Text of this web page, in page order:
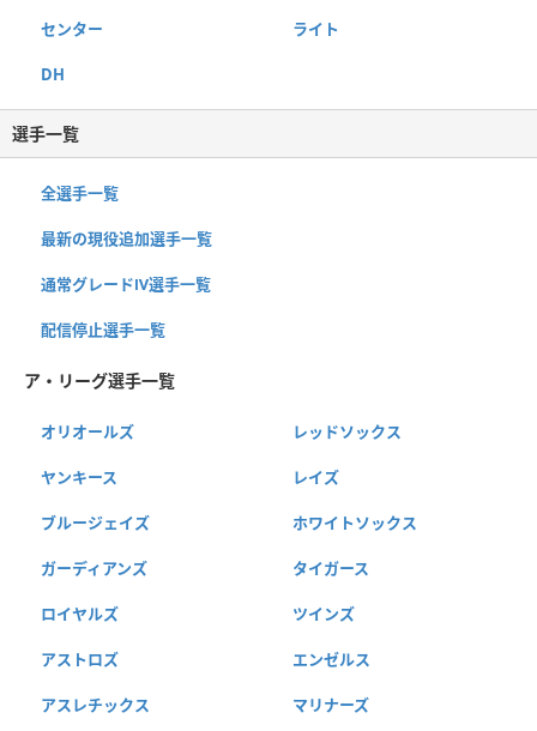
センター ライト
DH
選手一覧
全選手一覧
最新の現役追加選手一覧
通常グレードⅣ選手一覧
配信停止選手一覧
ア・リーグ選手一覧
オリオールズ レッドソックス
ヤンキース レイズ
ブルージェイズ ホワイトソックス
ガーディアンズ タイガース
ロイヤルズ ツインズ
アストロズ エンゼルス
アスレチックス マリナーズ